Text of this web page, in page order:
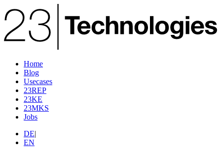
Home
Blog
Usecases
23REP
23KE
23MKS
Jobs
DE|
EN